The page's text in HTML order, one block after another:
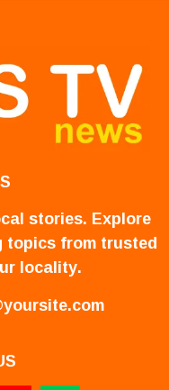
stories. Explore
topics from trusted
locality.